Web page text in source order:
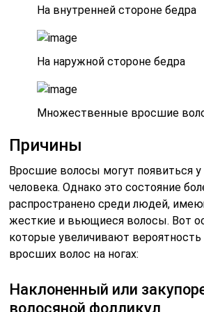
На внутренней стороне бедра
На наружной стороне бедра
Множественные вросшие
Причины
Вросшие волосы могут появиться
человека. Однако это состояние
распространено среди людей,
жесткие и вьющиеся волосы. Вот
которые увеличивают вероятность
вросших волос на ногах:
Наклоненный или
волосяной фолликул